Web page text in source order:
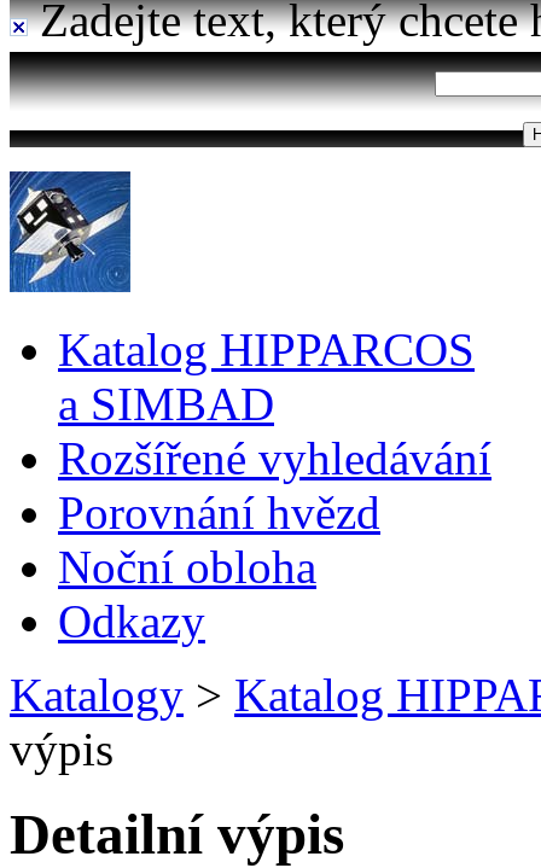
Zadejte text, který chcete
Katalog HIPPARCOS
a SIMBAD
Rozšířené vyhledávání
Porovnání hvězd
Noční obloha
Odkazy
Katalogy > Katalog
výpis
Detailní výpis